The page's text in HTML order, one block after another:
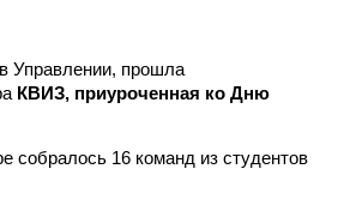
Управлении, прошла
КВИЗ, приуроченная ко Дню
собралось 16 команд из студентов